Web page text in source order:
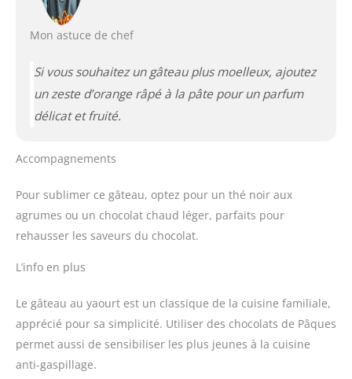
Mon astuce de chef
Si vous souhaitez un gâteau plus moelleux, ajoutez
un zeste d’orange râpé à la pâte pour un parfum
délicat et fruité.
Accompagnements
Pour sublimer ce gâteau, optez pour un thé noir aux
agrumes ou un chocolat chaud léger, parfaits pour
rehausser les saveurs du chocolat.
L’info en plus
Le gâteau au yaourt est un classique de la cuisine familiale,
apprécié pour sa simplicité. Utiliser des chocolats de Pâques
permet aussi de sensibiliser les plus jeunes à la cuisine
anti-gaspillage.